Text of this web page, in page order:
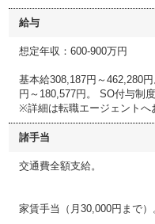
給与
想定年収：600-900万円
基本給308,187円～462,280
円～180,577円。 SO付与制度
※詳細は転職エージェントへ
諸手当
交通費全額支給。
家賃手当（月30,000円まで）